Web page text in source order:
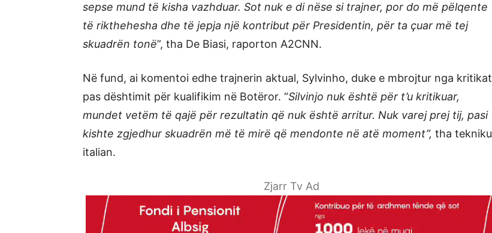
sepse mund të kisha vazhduar. Sot nuk e di nëse si trajner, por do më pëlqente
të rikthehesha dhe të jepja një kontribut për Presidentin, për ta çuar më tej
skuadrën tonë”, tha De Biasi, raporton A2CNN.
Në fund, ai komentoi edhe trajnerin aktual, Sylvinho, duke e mbrojtur nga kritikat
pas dështimit për kualifikim në Botëror. “Silvinjo nuk është për t’u kritikuar,
mundet vetëm të qajë për rezultatin që nuk është arritur. Nuk varej prej tij, pasi
kishte zgjedhur skuadrën më të mirë që mendonte në atë moment”, tha tekniku
italian.
Zjarr Tv Ad